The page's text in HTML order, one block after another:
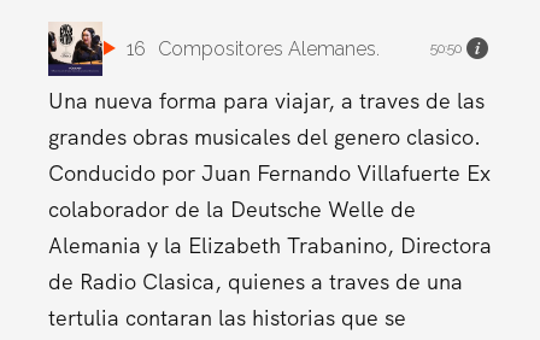
16 Compositores Alemanes. 50:50
Una nueva forma para viajar, a traves de las
grandes obras musicales del genero clasico.
Conducido por Juan Fernando Villafuerte Ex
colaborador de la Deutsche Welle de
Alemania y la Elizabeth Trabanino, Directora
de Radio Clasica, quienes a traves de una
tertulia contaran las historias que se